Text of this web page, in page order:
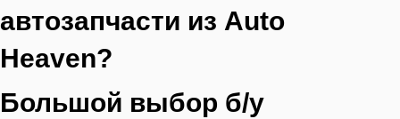
автозапчасти из Auto
Heaven?
Большой выбор б/у